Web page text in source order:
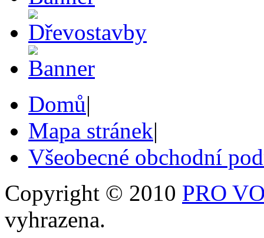
Domů|
Mapa stránek|
Všeobecné obchodní
Copyright © 2010 PRO
vyhrazena.